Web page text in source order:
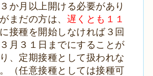
か月以上開ける必要があり
まだの方は、 遅くとも１１
に接種を開始しなければ３回
月３１日までにすることが
、定期接種として扱われな
（任意接種としては接種可